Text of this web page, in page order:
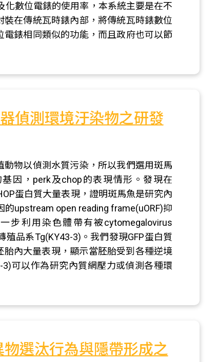
數位電錶的使用率，本系統主要是在不
在傳統瓦時錶內部，將傳統瓦時錶數位
錶相同類似的功能，而且政府也可以節
偵測環境汙染物之研發
物以偵測水質污染，所以我們選用斑馬
因，perk及chop的表現情形。發現在
蛋白質大量表現，證明斑馬魚是研究內
upstream open reading frame(uORF)抑
步利用染色體帶有被cytomegalovirus
品系Tg(KY43-3)。我們發現GFP蛋白質
內大量表現，顯示當胚胎受到各種逆境
可以作為研究內質網壓力或偵測各種環
選汰行為與隱帶形成之